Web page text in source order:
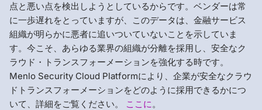
点と悪い点を検出しようとしているからです。ベンダーは常
に一歩遅れをとっていますが、このデータは、金融サービス
組織が明らかに悪者に追いついていないことを示していま
す。今こそ、あらゆる業界の組織が分離を採用し、安全なク
ラウド・トランスフォーメーションを強化する時です。
Menlo Security Cloud Platformにより、企業が安全なクラウ
ドトランスフォーメーションをどのように採用できるかにつ
いて、詳細をご覧ください。
ここに。